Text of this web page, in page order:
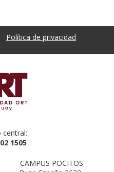
Política de privacidad
central:
1505
CAMPUS POCITOS